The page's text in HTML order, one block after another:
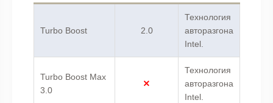
Turbo Boost 2.0
Технология
авторазгона
Intel.
Turbo Boost Max
3.0
Технология
авторазгона
Intel.